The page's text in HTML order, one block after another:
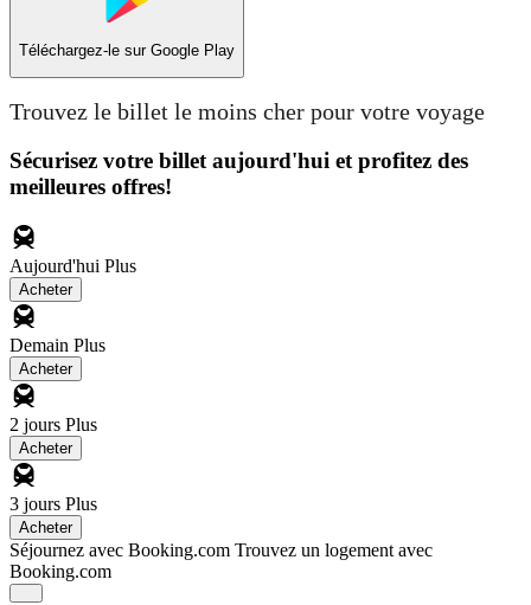
Téléchargez-le sur Google Play
Trouvez le billet le moins cher pour votre voyage
Sécurisez votre billet aujourd'hui et profitez des
meilleures offres!
Aujourd'hui Plus
Acheter
Demain Plus
Acheter
2 jours Plus
Acheter
3 jours Plus
Acheter
Séjournez avec Booking.com Trouvez un logement avec
Booking.com